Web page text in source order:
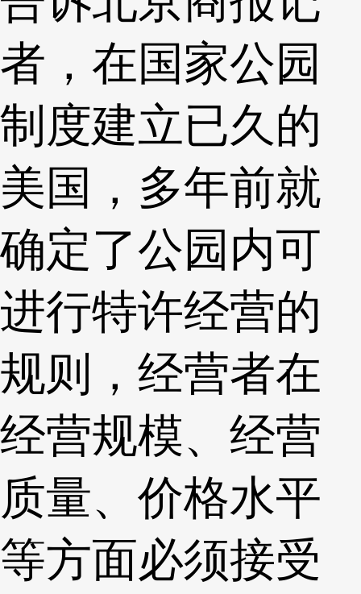
者，在国家公园
制度建立已久的
美国，多年前就
确定了公园内可
进行特许经营的
规则，经营者在
经营规模、经营
质量、价格水平
等方面必须接受